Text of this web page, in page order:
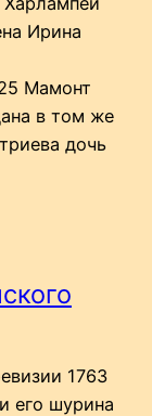
Ирина
Мамонт
в том же
дочь
1763
его шурина